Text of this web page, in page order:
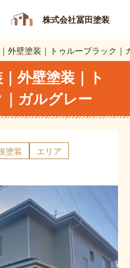
株式会社冨田塗装
外壁塗装｜トゥルーブラック｜
外壁塗装｜ト
ガルグレー
塗装
エリア